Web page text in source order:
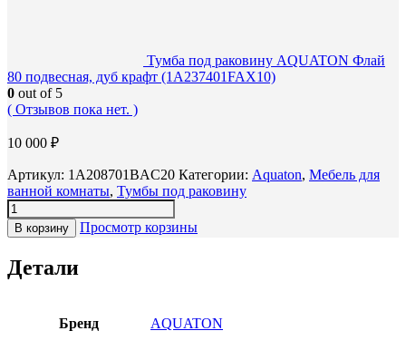
Тумба под раковину AQUATON Флай
80 подвесная, дуб крафт (1A237401FAX10)
0 out of 5
( Отзывов пока нет. )
10 000 ₽
Артикул: 1A208701BAC20 Категории: Aquaton, Мебель для
ванной комнаты, Тумбы под раковину
В корзину Просмотр корзины
Детали
Бренд AQUATON